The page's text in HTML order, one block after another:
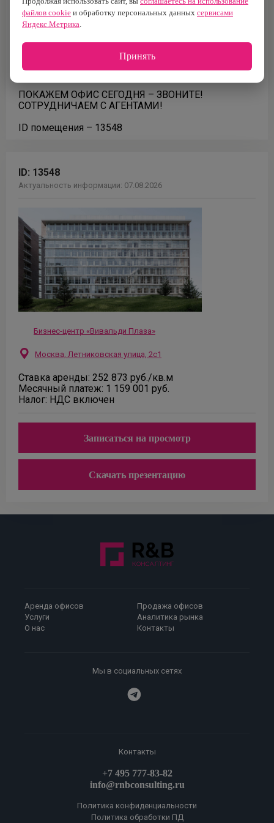
Ближайшая станция метро: Павелецкая (5 минут
пешком).
Налоговая: 5.
Паркинг: подземный, стоимость 33 000 руб./месяц
(за машиноместо), не включая НДС.
ПОКАЖЕМ ОФИС СЕГОДНЯ – ЗВОНИТЕ!
СОТРУДНИЧАЕМ С АГЕНТАМИ!
ID помещения – 13548
ID: 13548
Актуальность информации: 07.08.2026
Бизнес-центр «Вивальди Плаза»
Москва, Летниковская улица, 2с1
Ставка аренды: 252 873 руб./кв.м
Месячный платеж: 1 159 001 руб.
Налог: НДС включен
Записаться на просмотр
Скачать презентацию
Аренда офисов
Продажа офисов
Услуги
Аналитика рынка
О нас
Контакты
Мы в социальных сетях
Контакты
+7 495 777-83-82
info@rnbconsulting.ru
Политика конфиденциальности
Политика обработки ПД
файлов cookie и обработку персональных данных сервисами
Яндекс.Метрика
Принять